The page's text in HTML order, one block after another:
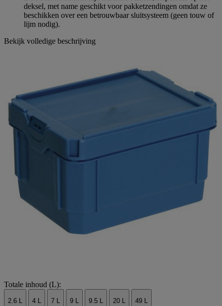
deksel, met name geschikt voor pakketzendingen omdat ze
beschikken over een betrouwbaar sluitsysteem (geen touw of
lijm nodig).
Bekijk volledige beschrijving
Totale inhoud (L):
2.6 L 4 L 7 L 9 L 9.5 L 20 L 49 L